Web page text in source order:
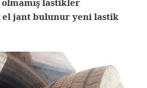
lastikler
jant bulunur yeni lastik